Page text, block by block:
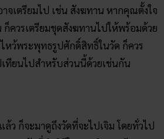
จเตรียมไป เช่น สังฆทาน หากคุณตั้งใจ
ก็ควรเตรียมชุดสังฆทานไปให้พร้อมด้วย
หว้พระพุทธรูปศักดิ์สิทธิ์ในวัด ก็ควร
ทียนไปสำหรับส่วนนี้ด้วยเช่นกัน
ล้ว ก็จะมาดูถึงวัดที่จะไปเจิม โดยทั่วไป